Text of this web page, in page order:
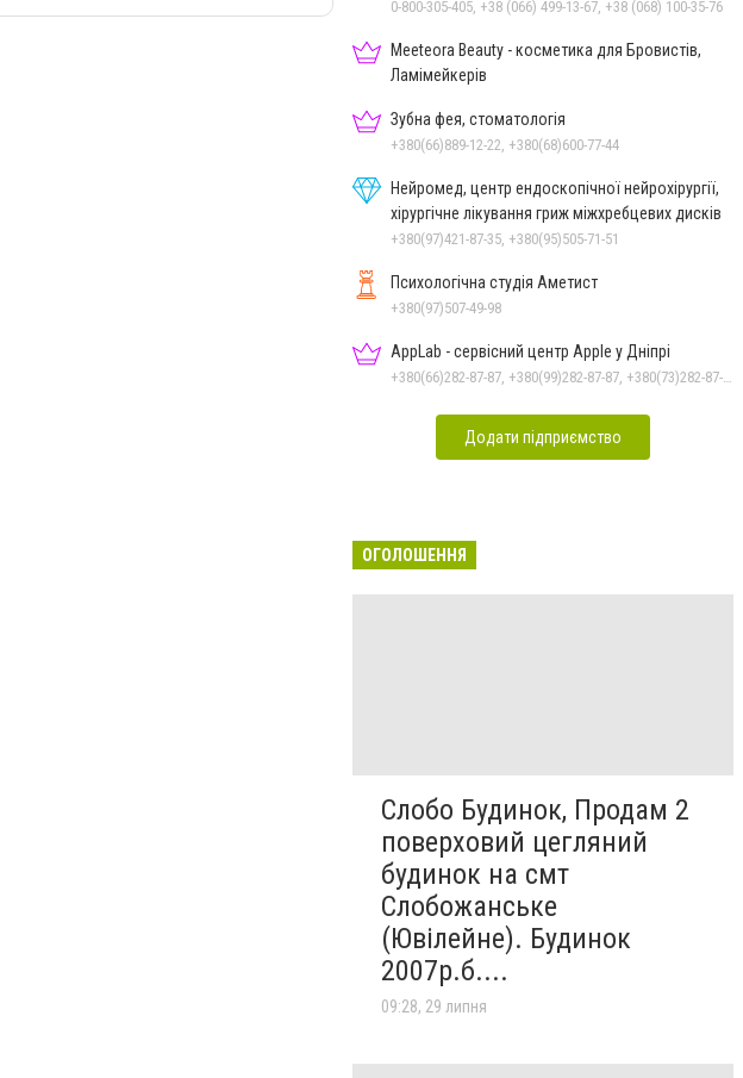
0-800-305-405, +38 (066) 499-13-67, +38 (068) 100-35-76
Meeteora Beauty - косметика для Бровистів,
Ламімейкерів
Зубна фея, стоматологія
+380(66)889-12-22, +380(68)600-77-44
Нейромед, центр ендоскопічної нейрохірургії,
хірургічне лікування гриж міжхребцевих дисків
+380(97)421-87-35, +380(95)505-71-51
Психологічна студія Аметист
+380(97)507-49-98
AppLab - сервісний центр Apple у Дніпрі
Додати підприємство
ОГОЛОШЕННЯ
Слобо Будинок, Продам 2
поверховий цегляний
будинок на смт
Слобожанське
(Ювілейне). Будинок
2007р.б....
09:28, 29 липня